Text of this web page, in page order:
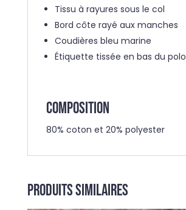
Tissu à rayures sous le col
Bord côte rayé aux manches
Coudières bleu marine
Étiquette tissée en bas du polo
COMPOSITION
80% coton et 20% polyester
Produits similaires